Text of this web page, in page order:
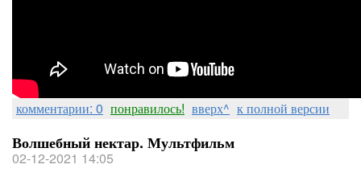
комментарии: 0 понравилось! вверх^ к полной версии
Волшебный нектар. Мультфильм
02-12-2021 14:05